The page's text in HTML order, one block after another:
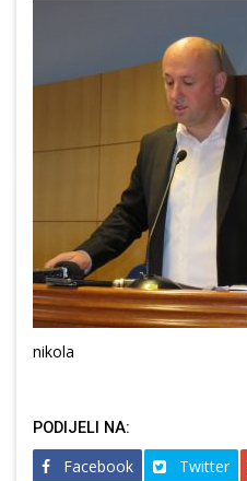
nikola
PODIJELI NA:
Facebook Twitter